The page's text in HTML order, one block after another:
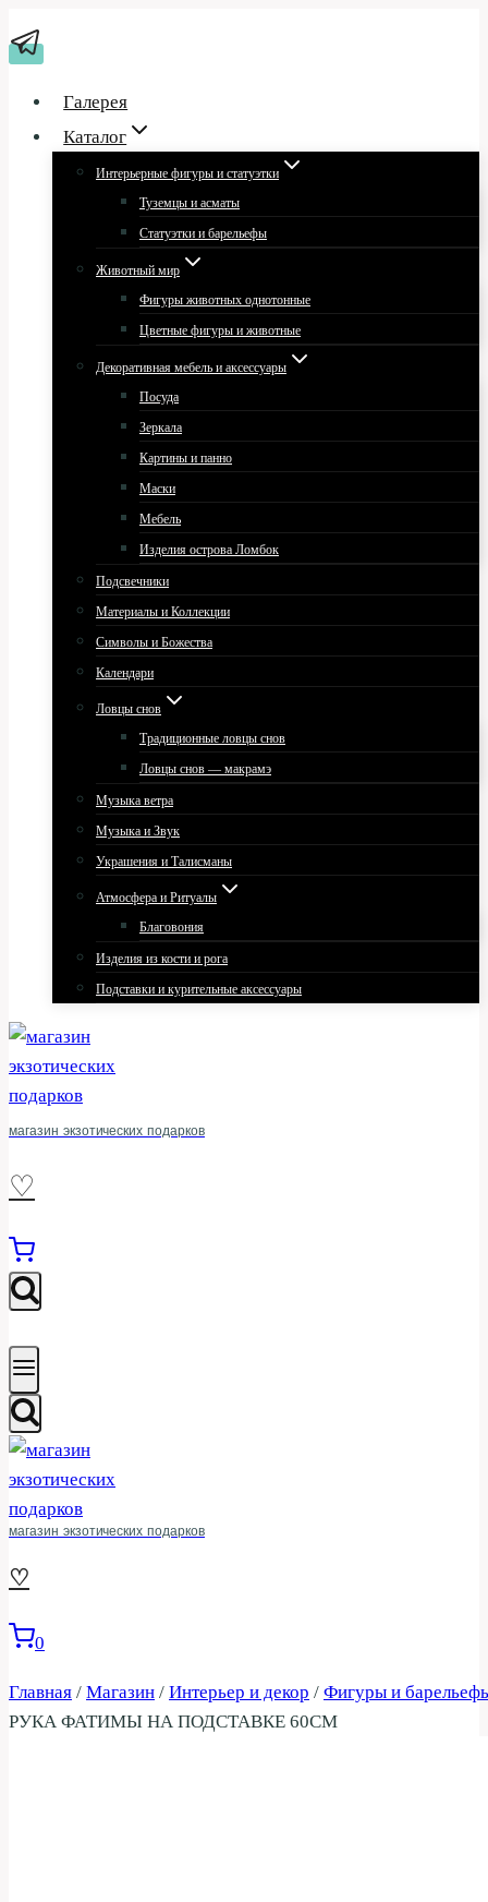
к
Галерея
Каталог
Интерьерные фигуры и статуэтки
Туземцы и асматы
Статуэтки и барельефы
Животный мир
Фигуры животных однотонные
Цветные фигуры и животные
Декоративная мебель и аксессуары
Посуда
Зеркала
Картины и панно
Маски
Мебель
Изделия острова Ломбок
Подсвечники
Материалы и Коллекции
Символы и Божества
Календари
Ловцы снов
Традиционные ловцы снов
Ловцы снов — макрамэ
Музыка ветра
Музыка и Звук
Украшения и Талисманы
Атмосфера и Ритуалы
Благовония
Изделия из кости и рога
Подставки и курительные аксессуары
магазин экзотических подарков
♡
магазин экзотических подарков
♡
0
Главная / Магазин / Интерьер и декор / Фигуры и
РУКА ФАТИМЫ НА ПОДСТАВКЕ 60СМ